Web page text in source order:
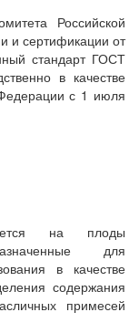
Российской
и сертификации от
стандарт ГОСТ
в качестве
Федерации с 1 июля
на плоды
для
в качестве
содержания
примесей